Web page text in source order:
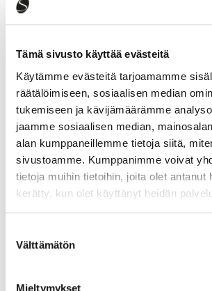
Tämä sivusto käyttää evästeitä
Käytämme evästeitä tarjoamamme
räätälöimiseen, sosiaalisen median
tukemiseen ja kävijämäärämme
jaamme sosiaalisen median,
alan kumppaneillemme tietoja siitä,
sivustoamme. Kumppanimme voivat
tietoja muihin tietoihin, joita olet antanut
kerätty, kun olet käyttänyt heidän
valinta
Välttämätön
Mieltymykset
Hakuaika päättyy 12.11.2023. Haku
Kuntarekryn kautta:
https://www.kuntarekry.fi/fi/
mestari-556962/
Alkuperäiset opinto- ja
mahdollisen haastattelun
on ennen viran vastaanottamista
hyväksyttävä lääkärintodistus
Viran täyttämisessä noudatetaan 6
lukuvuoden 2026–2027